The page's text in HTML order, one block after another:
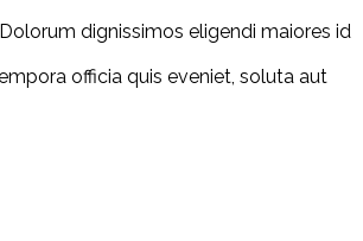
dignissimos eligendi maiores id
officia quis eveniet, soluta aut